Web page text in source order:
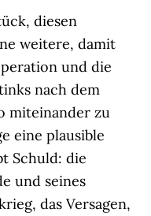
diesen
weitere, damit
und die
nach dem
miteinander zu
eine plausible
Schuld: die
und seines
das Versagen,